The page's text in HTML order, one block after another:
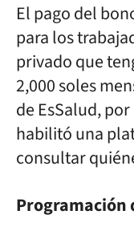
El pago del
para los
privado que
2,000 soles
de EsSalud,
habilitó una
consultar
Programación